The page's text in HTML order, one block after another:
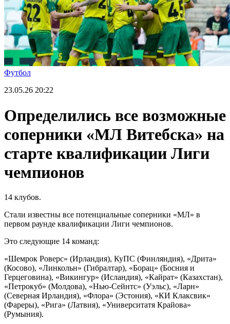
Футбол
23.05.26 20:22
Определились все возможные
соперники «МЛ Витебска» на
старте квалификации Лиги
чемпионов
14 клубов.
Стали известны все потенциальные соперники «МЛ» в
первом раунде квалификации Лиги чемпионов.
Это следующие 14 команд:
«Шемрок Роверс» (Ирландия), КуПС (Финляндия), «Дрита»
(Косово), «Линкольн» (Гибралтар), «Борац» (Босния и
Герцеговина), «Викингур» (Исландия), «Кайрат» (Казахстан),
«Петрокуб» (Молдова), «Нью-Сейнтс» (Уэльс), «Ларн»
(Северная Ирландия), «Флора» (Эстония), «КИ Клаксвик»
(Фареры), «Рига» (Латвия), «Университатя Крайова»
(Румыния).